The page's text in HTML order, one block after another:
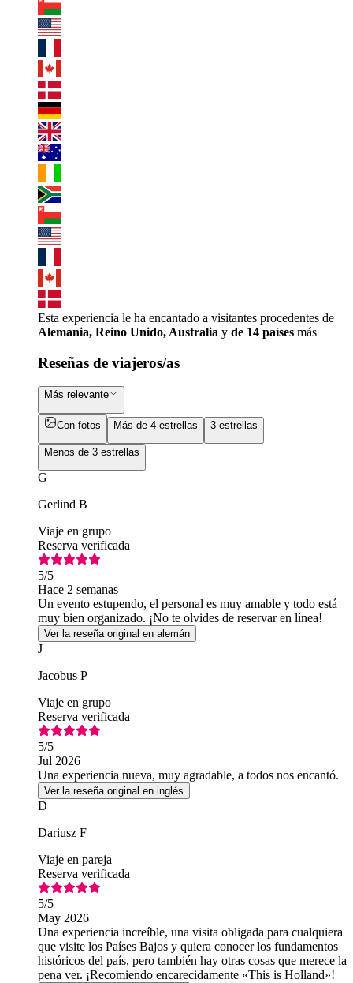
Esta experiencia le ha encantado a visitantes procedentes de
Alemania, Reino Unido, Australia y de 14 países más
Reseñas de viajeros/as
Más relevante
Con fotos Más de 4 estrellas 3 estrellas
Menos de 3 estrellas
G
Gerlind B
Viaje en grupo
Reserva verificada
5/5
Hace 2 semanas
Un evento estupendo, el personal es muy amable y todo está
muy bien organizado. ¡No te olvides de reservar en línea!
Ver la reseña original en alemán
J
Jacobus P
Viaje en grupo
Reserva verificada
5/5
Jul 2026
Una experiencia nueva, muy agradable, a todos nos encantó.
Ver la reseña original en inglés
D
Dariusz F
Viaje en pareja
Reserva verificada
5/5
May 2026
Una experiencia increíble, una visita obligada para cualquiera
que visite los Países Bajos y quiera conocer los fundamentos
históricos del país, pero también hay otras cosas que merece la
pena ver. ¡Recomiendo encarecidamente «This is Holland»!